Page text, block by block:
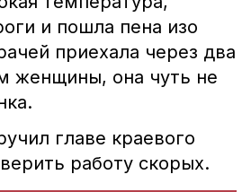
и пошла пена изо
приехала через два
женщины, она чуть не
главе краевого
работу скорых.